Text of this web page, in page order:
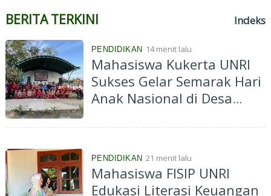
BERITA TERKINI Indeks
PENDIDIKAN 14 menit lalu
Mahasiswa Kukerta UNRI
Sukses Gelar Semarak Hari
Anak Nasional di Desa
Peserta dari Tiga Dusun
PENDIDIKAN 21 menit lalu
Mahasiswa FISIP UNRI
Edukasi Literasi Keuangan